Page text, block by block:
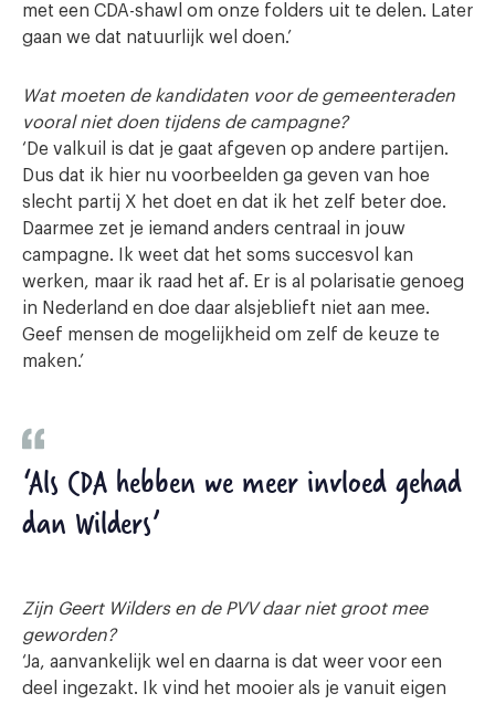
met een CDA-shawl om onze folders uit te delen. Later
gaan we dat natuurlijk wel doen.’
Wat moeten de kandidaten voor de gemeenteraden
vooral niet doen tijdens de campagne?
‘De valkuil is dat je gaat afgeven op andere partijen.
Dus dat ik hier nu voorbeelden ga geven van hoe
slecht partij X het doet en dat ik het zelf beter doe.
Daarmee zet je iemand anders centraal in jouw
campagne. Ik weet dat het soms succesvol kan
werken, maar ik raad het af. Er is al polarisatie genoeg
in Nederland en doe daar alsjeblieft niet aan mee.
Geef mensen de mogelijkheid om zelf de keuze te
maken.’
‘Als CDA hebben we meer invloed gehad
dan Wilders’
Zijn Geert Wilders en de PVV daar niet groot mee
geworden?
‘Ja, aanvankelijk wel en daarna is dat weer voor een
deel ingezakt. Ik vind het mooier als je vanuit eigen